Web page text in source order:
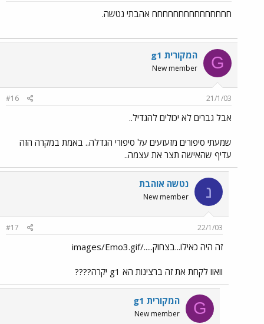
חחחחחחחחחחחחחחח אהבתי נטשה.
G g1 המקורית
New member
21/1/03
#16
אבל גברים לא יכולים להגדיל..
שמעתי סיפורים מזעזעים על סיפורי הגדלה.. באמת במקרה הזה
עדיף שהאישה תצר את עצמה..
נ נטשה אוהבת
New member
22/1/03
#17
זה היה כאילו...בצחוק...../images/Emo3.gif
וואוו לקחת את זה ברצינות הא g1 יקרה????
G g1 המקורית
New member